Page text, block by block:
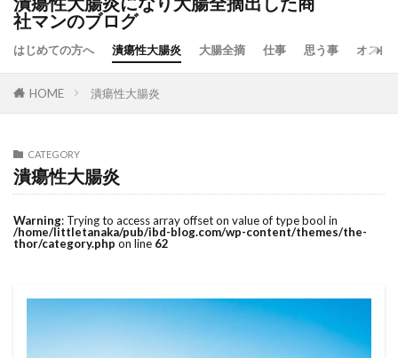
社マンのブログ
はじめての方へ 潰瘍性大腸炎 大腸全摘 仕事 思う事 オスス
HOME 潰瘍性大腸炎
CATEGORY
潰瘍性大腸炎
Warning: Trying to access array offset on value of type bool in
/home/littletanaka/pub/ibd-blog.com/wp-content/themes/the-
thor/category.php on line 62